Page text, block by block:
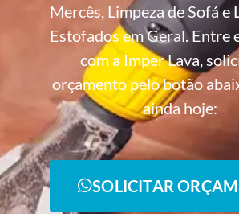
Mercês, Limpeza de Sofá e
Estofados em Geral. Entre
com a Imper Lava,
orçamento pelo botão
ainda hoje:
SOLICITAR